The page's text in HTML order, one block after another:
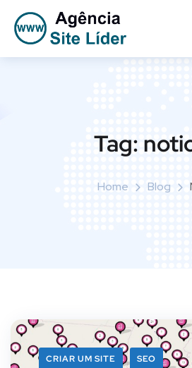
Tag:
Home Blog
CRIAR UM SITE SEO